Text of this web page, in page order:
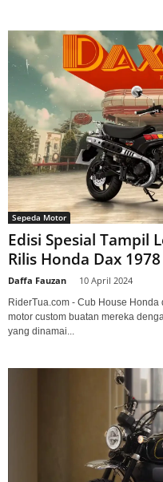
Sepeda Motor
Edisi Spesial Tampil
Rilis Honda Dax 1978
Daffa Fauzan 10 April 2024
RiderTua.com - Cub House
motor custom buatan mereka
yang dinamai...